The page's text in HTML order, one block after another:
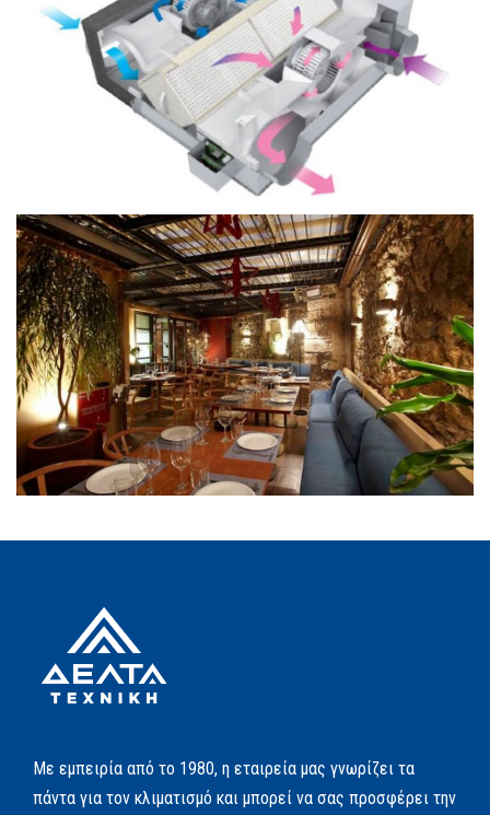
Με εμπειρία από το 1980, η εταιρεία μας γνωρίζει τα
πάντα για τον κλιματισμό και μπορεί να σας προσφέρει την